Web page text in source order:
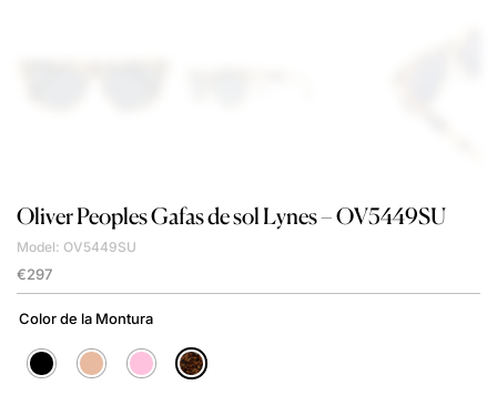
Oliver PeoplesGafas de sol Lynes – OV5449SU
Model: OV5449SU
€297
Color de la Montura